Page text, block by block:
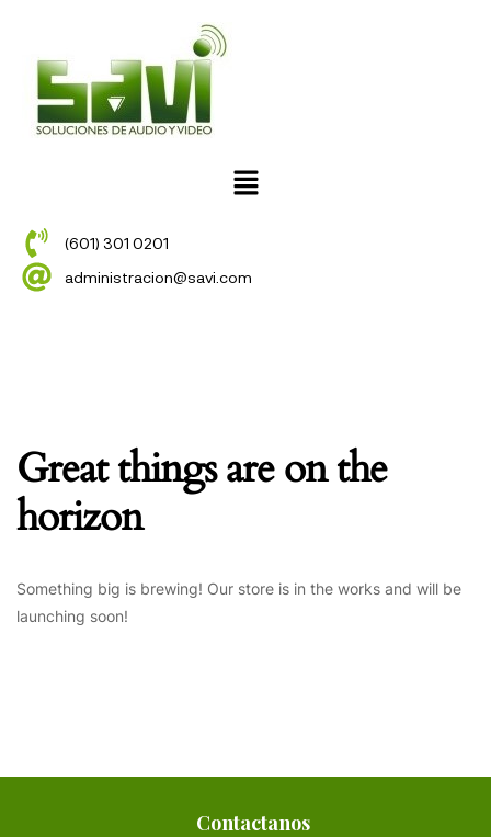
(601) 301 0201
administracion@savi.com
Great things are on the
horizon
Something big is brewing! Our store is in the works and will be
launching soon!
Contactanos